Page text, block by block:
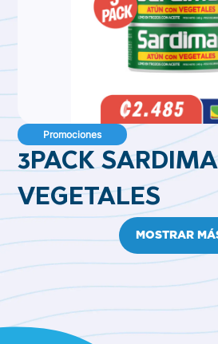
Promociones
3PACK
VEGETALES
MOSTRAR